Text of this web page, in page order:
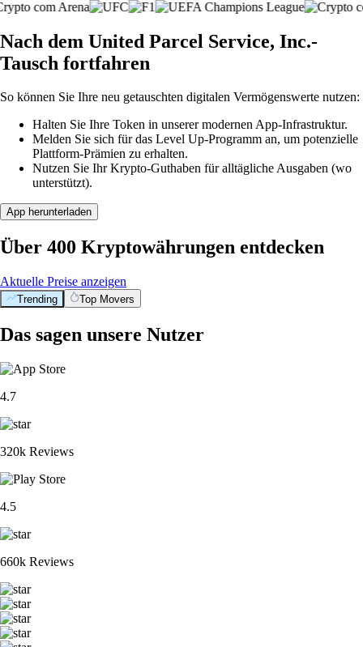
Nach dem United Parcel Service, Inc.-
Tausch fortfahren
So können Sie Ihre neu getauschten digitalen Vermögenswerte nutzen:
Halten Sie Ihre Token in unserer modernen App-Infrastruktur.
Melden Sie sich für das Level Up-Programm an, um potenzielle
Plattform-Prämien zu erhalten.
Nutzen Sie Ihr Krypto-Guthaben für alltägliche Ausgaben (wo
unterstützt).
App herunterladen
Über 400 Kryptowährungen entdecken
Aktuelle Preise anzeigen
Trending Top Movers
Das sagen unsere Nutzer
4.7
320k Reviews
4.5
660k Reviews